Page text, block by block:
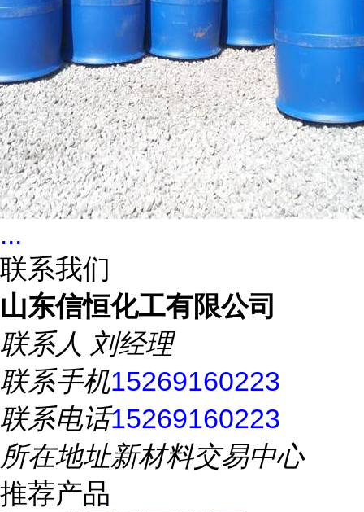
...
联系我们
山东信恒化工有限公司
联系人 刘经理
联系手机15269160223
联系电话15269160223
所在地址新材料交易中心
推荐产品